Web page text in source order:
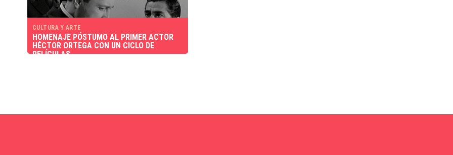
CULTURA Y ARTE
HOMENAJE PÓSTUMO AL PRIMER ACTOR
HÉCTOR ORTEGA CON UN CICLO DE
PELÍCULAS